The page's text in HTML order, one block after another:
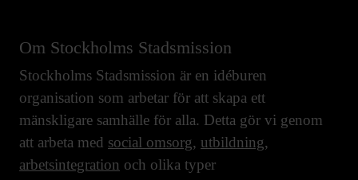
Om Stockholms Stadsmission
Stockholms Stadsmission är en idéburen
organisation som arbetar för att skapa ett
mänskligare samhälle för alla. Detta gör vi genom
att arbeta med social omsorg, utbildning,
arbetsintegration och olika typer